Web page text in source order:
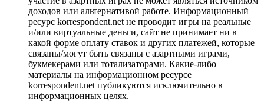
доходов или альтернативой работе. Информационный
ресурс korrespondent.net не проводит игры на реальные
и/или виртуальные деньги, сайт не принимает ни в
какой форме оплату ставок и других платежей, которые
связаны/могут быть связаны с азартными играми,
букмекерами или тотализаторами. Какие-либо
материалы на информационном ресурсе
korrespondent.net публикуются исключительно в
информационных целях.